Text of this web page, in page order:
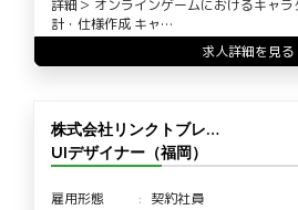
詳細＞ オンラインゲームにおけるキャ
計・仕様作成 キャ…
求人詳細を見る
株式会社リンクトブレ…
UIデザイナー（福岡）
雇用形態
契約社員